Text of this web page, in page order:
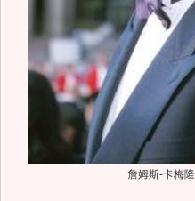
詹姆斯-卡梅隆